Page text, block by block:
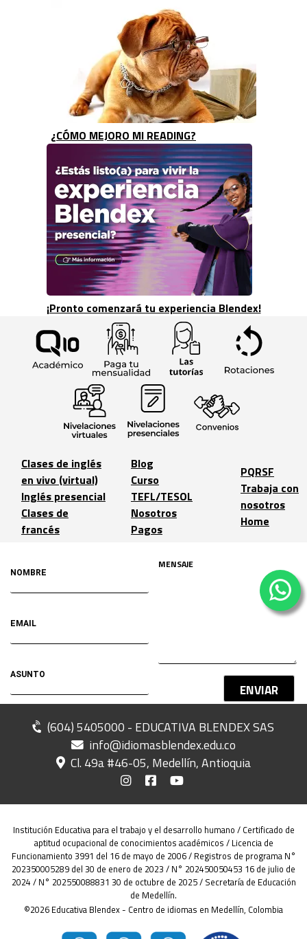
¿CÓMO MEJORO MI READING?
¡Pronto comenzará tu experiencia Blendex!
Clases de inglés
en vivo (virtual)
Inglés presencial
Clases de
francés
Blog
Curso
TEFL/TESOL
Nosotros
Pagos
PQRSF
Trabaja con
nosotros
Home
(604) 5405000 - EDUCATIVA BLENDEX SAS
info@idiomasblendex.edu.co
Cl. 49a #46-05, Medellín, Antioquia
ENVIAR
Institución Educativa para el trabajo y el desarrollo humano / Certificado de
aptitud ocupacional de conocimientos académicos / Licencia de
Funcionamiento 3991 del 16 de mayo de 2006 / Registros de programa N°
202350005289 del 30 de enero de 2023 / N° 202450050453 16 de julio de
2024 / N° 202550088831 30 de octubre de 2025 / Secretaría de Educación
de Medellín.
©2026 Educativa Blendex - Centro de idiomas en Medellín, Colombia